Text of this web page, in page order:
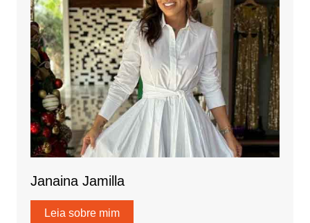
Janaina Jamilla
Leia sobre mim